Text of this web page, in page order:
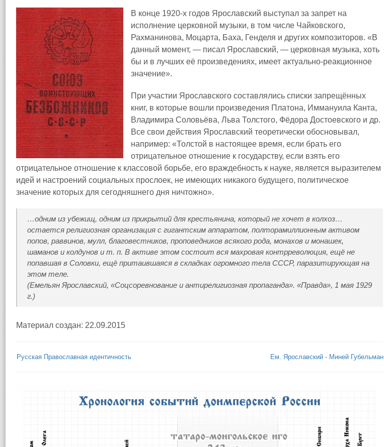
В конце 1920-х годов Ярославский выступал за запрет на
исполнение церковной музыки, в том числе Чайковского,
Рахманинова, Моцарта, Баха, Генделя и других композиторов. «В
данный момент, — писал Ярославский, — церковная музыка, хоть
бы и в лучших её произведениях, имеет актуально-реакционное
значение».
При участии Ярославского составлялись списки запрещённых
книг, в которые вошли произведения Платона, Иммануила Канта,
Владимира Соловьёва, Льва Толстого, Фёдора Достоевского и др.
Все свои действия Ярославский теоретически обосновывал,
например: «Толстой в настоящее время, если брать его
отрицательное отношение к государству, если взять его
отрицательное отношение к классовой борьбе, его враждебность к науке, является выразителем
идей и настроений социальных прослоек, не имеющих никакого будущего, политическое
значение которых для сегодняшнего дня ничтожно».
…одним из убежищ, одним из прикрытий для крестьянина, который не хочет в колхоз…
остается религиозная организация с гигантским аппаратом, полторамиллионным активом
попов, раввинов, мулл, благовестников, проповедников всякого рода, монахов и монашек,
шаманов и колдунов и т. п. В активе этом состоит вся махровая контрреволюция, ещё не
попавшая в Соловки, ещё притаившаяся в складках огромного тела СССР, паразитирующая на
этом теле.
(Емельян Ярославский, «Соцсоревнование и антирелигиозная пропаганда». «Правда», 1 мая 1929
г.)
Материал создан: 22.09.2015
Русская Православная идентичность Ем. Ярославский - Миней Губельман